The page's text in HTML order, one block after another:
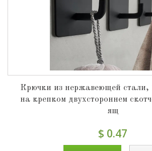
Крючки из нержавеющей стали,
на крепком двухстороннем
ящ
$ 0.47